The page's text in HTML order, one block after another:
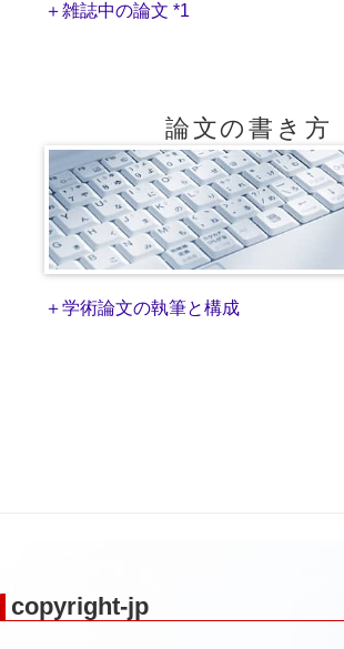
＋雑誌中の論文 *1
論文の書き方
＋学術論文の執筆と構成
copyright-jp